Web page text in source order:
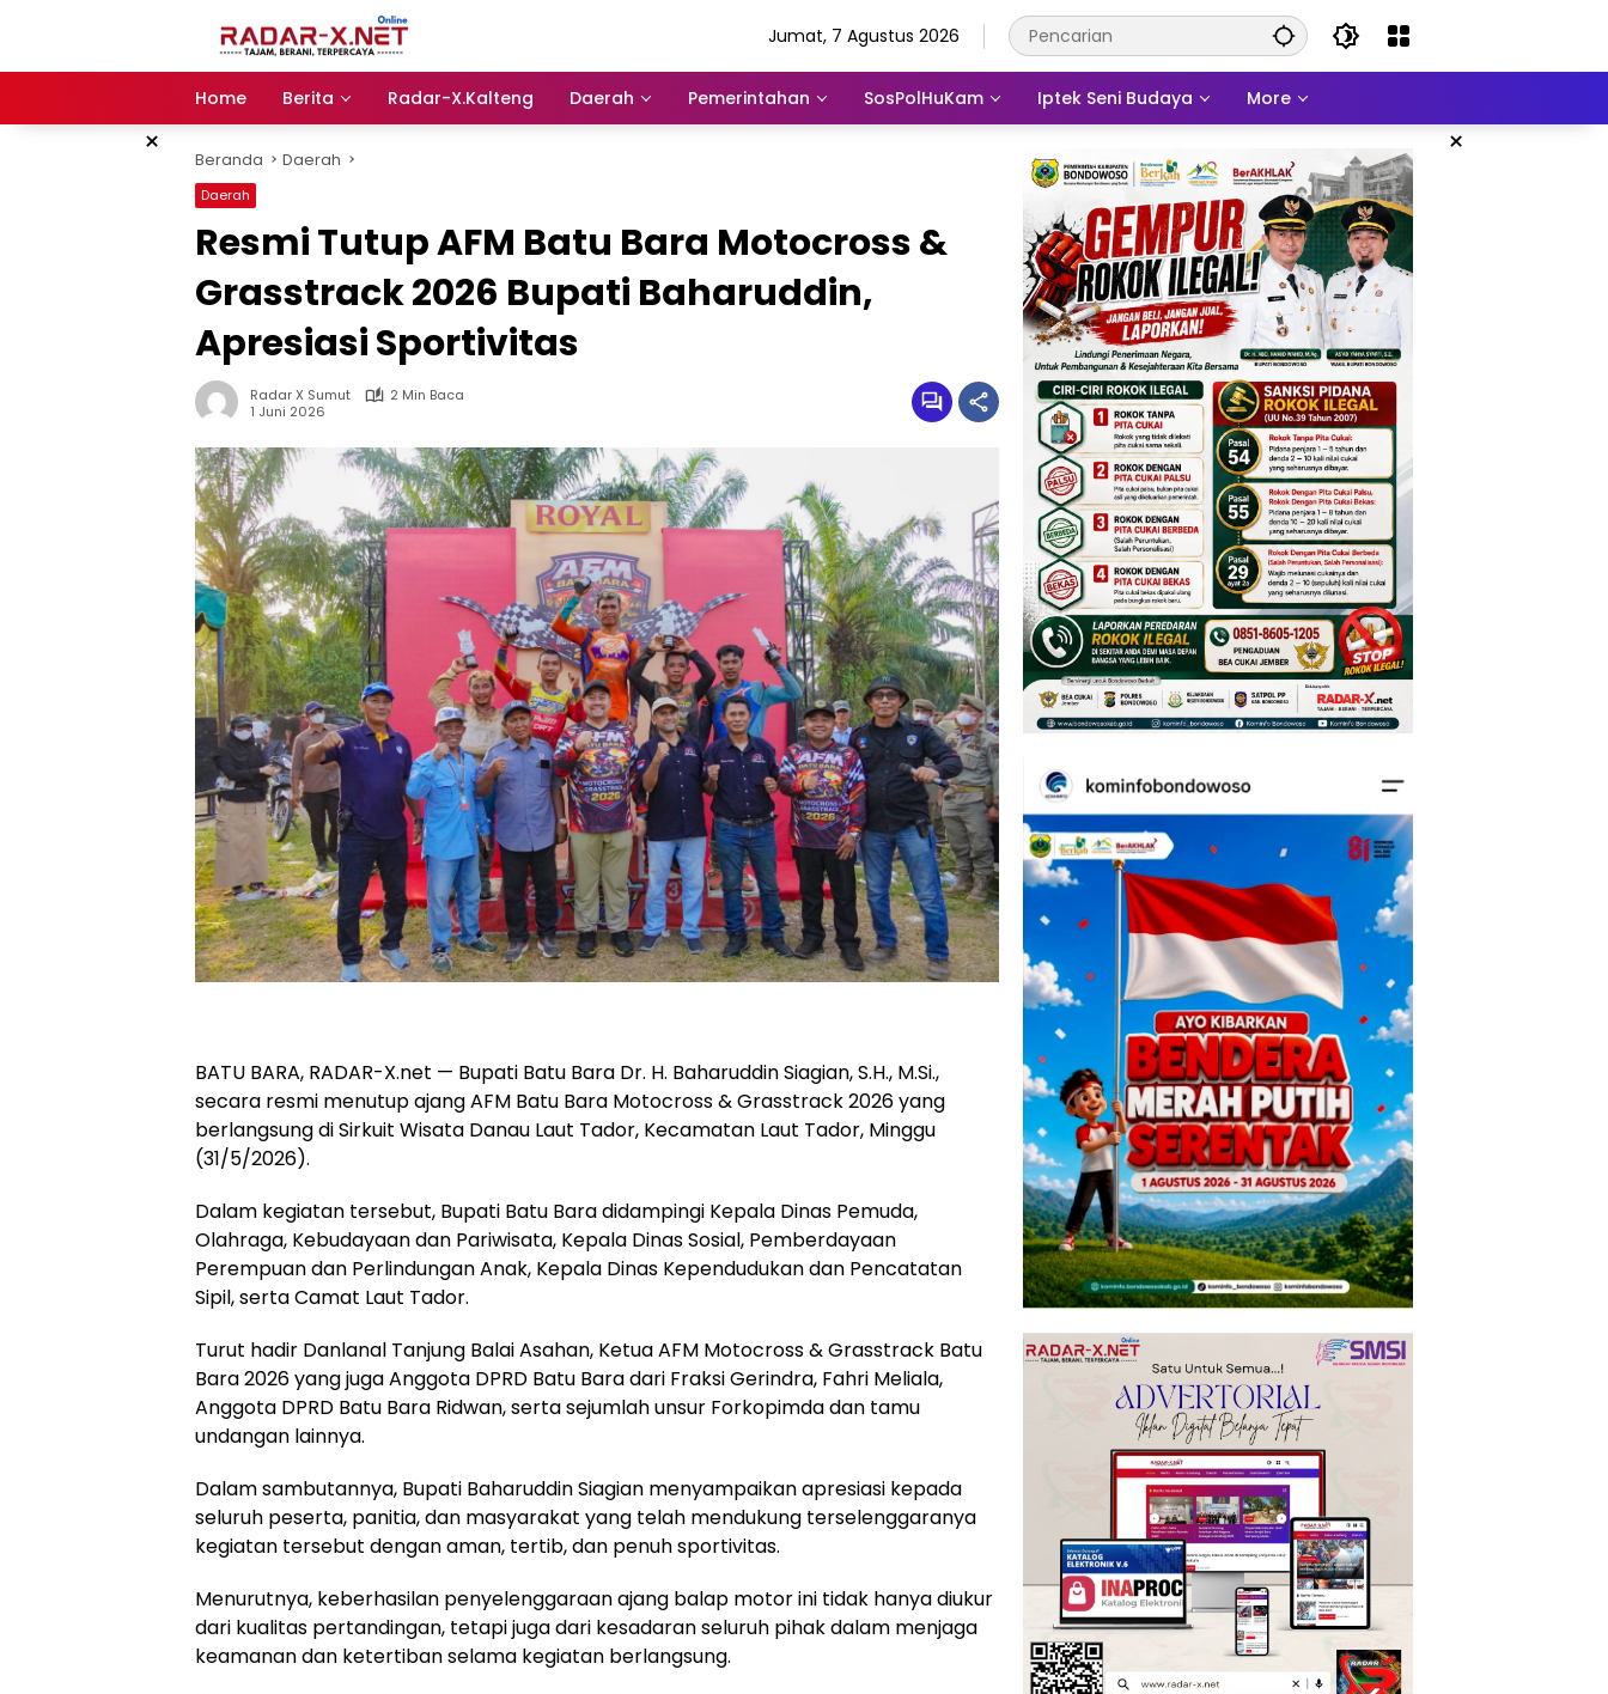
Jumat, 7 Agustus 2026
Home Berita Radar-X.Kalteng Daerah Pemerintahan SosPolHuKam Iptek Seni Budaya More
× ×
Beranda Daerah
Daerah
Resmi Tutup AFM Batu Bara Motocross &
Grasstrack 2026 Bupati Baharuddin,
Apresiasi Sportivitas
Radar X Sumut
2 Min Baca
1 Juni 2026
BATU BARA, RADAR-X.net — Bupati Batu Bara Dr. H. Baharuddin Siagian, S.H., M.Si.,
secara resmi menutup ajang AFM Batu Bara Motocross & Grasstrack 2026 yang
berlangsung di Sirkuit Wisata Danau Laut Tador, Kecamatan Laut Tador, Minggu
(31/5/2026).
Dalam kegiatan tersebut, Bupati Batu Bara didampingi Kepala Dinas Pemuda,
Olahraga, Kebudayaan dan Pariwisata, Kepala Dinas Sosial, Pemberdayaan
Perempuan dan Perlindungan Anak, Kepala Dinas Kependudukan dan Pencatatan
Sipil, serta Camat Laut Tador.
Turut hadir Danlanal Tanjung Balai Asahan, Ketua AFM Motocross & Grasstrack Batu
Bara 2026 yang juga Anggota DPRD Batu Bara dari Fraksi Gerindra, Fahri Meliala,
Anggota DPRD Batu Bara Ridwan, serta sejumlah unsur Forkopimda dan tamu
undangan lainnya.
Dalam sambutannya, Bupati Baharuddin Siagian menyampaikan apresiasi kepada
seluruh peserta, panitia, dan masyarakat yang telah mendukung terselenggaranya
kegiatan tersebut dengan aman, tertib, dan penuh sportivitas.
Menurutnya, keberhasilan penyelenggaraan ajang balap motor ini tidak hanya diukur
dari kualitas pertandingan, tetapi juga dari kesadaran seluruh pihak dalam menjaga
keamanan dan ketertiban selama kegiatan berlangsung.